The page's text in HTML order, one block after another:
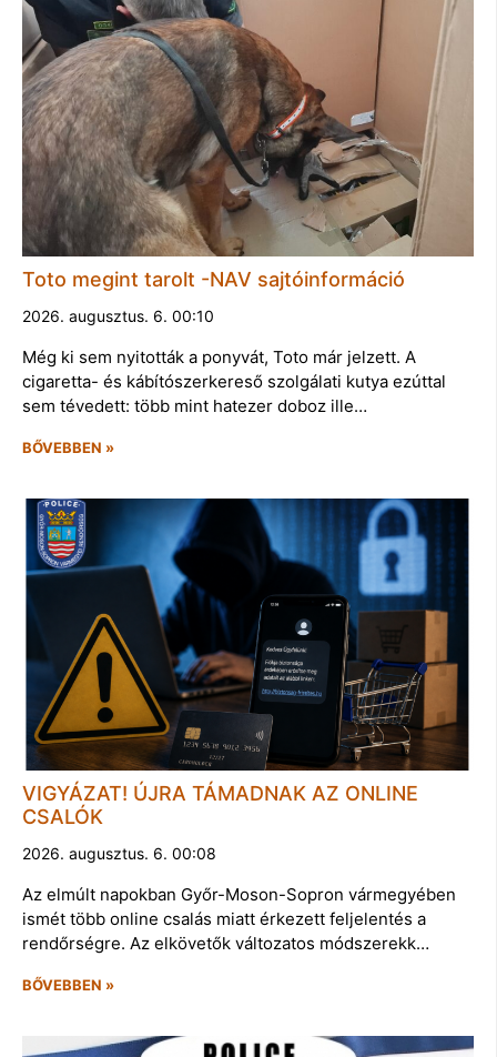
Toto megint tarolt -NAV sajtóinformáció
2026. augusztus. 6. 00:10
Még ki sem nyitották a ponyvát, Toto már jelzett. A
cigaretta- és kábítószerkereső szolgálati kutya ezúttal
sem tévedett: több mint hatezer doboz ille…
BŐVEBBEN »
VIGYÁZAT! ÚJRA TÁMADNAK AZ ONLINE
CSALÓK
2026. augusztus. 6. 00:08
Az elmúlt napokban Győr-Moson-Sopron vármegyében
ismét több online csalás miatt érkezett feljelentés a
rendőrségre. Az elkövetők változatos módszerekk…
BŐVEBBEN »